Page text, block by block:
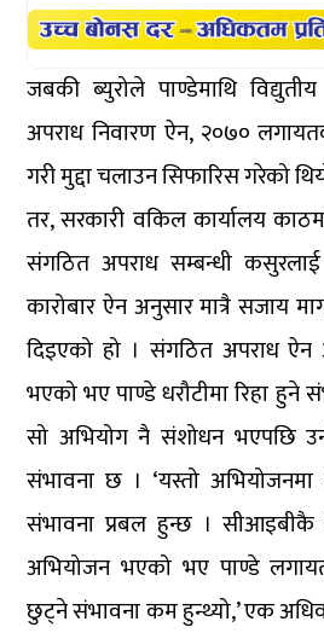
जबकी ब्युरोले पाण्डेमाथि
अपराध निवारण ऐन, २०७०
गरी मुद्दा चलाउन सिफारिस गरेको
तर, सरकारी वकिल कार्यालय
संगठित अपराध सम्बन्धी
कारोबार ऐन अनुसार मात्रै सजाय
दिइएको हो । संगठित अपराध ऐन
भएको भए पाण्डे धरौटीमा रिहा हुने
सो अभियोग नै संशोधन भएपछि
संभावना छ । ‘यस्तो अभियोजनमा
संभावना प्रबल हुन्छ । सीआइबीकै
अभियोजन भएको भए पाण्डे
छुट्ने संभावना कम हुन्थ्यो,’ एक